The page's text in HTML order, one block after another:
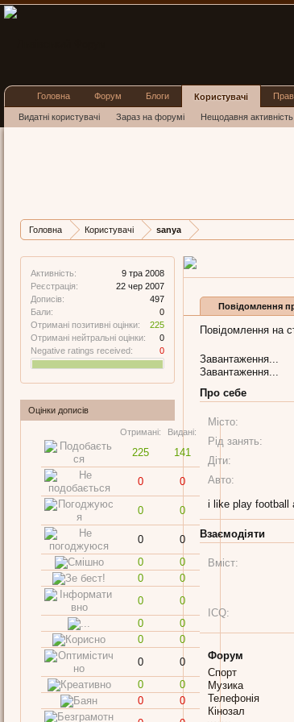
Головна Користувачі sanya
Активність:
9 тра 2008
Реєстрація:
22 чер 2007
Дописів:
497
Бали:
0
Отримані позитивні оцінки:
225
Отримані нейтральні оцінки:
0
Negative ratings received:
0
Оцінки дописів
Отримані: Видані:
225 141
0 0
0 0
0
0
0
0
0
0
0
0
0
0
0
0
0
0
0
0
0
0
Дописів
Повідомлення
Повідомлення на
Завантаження...
Завантаження...
Про себе
Місто:
Рід занять:
Діти:
Авто:
i like play football
Взаємодіяти
Вміст:
ICQ:
Форум
Спорт
Музика
Телефонія
Кінозал
Головна Форум Блоги Користувачі
Видатні користувачі Зараз на форумі Нещодавня активність